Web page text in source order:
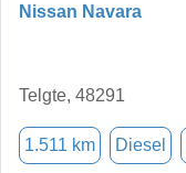
Nissan Navara
Telgte, 48291
1.511 km Diesel